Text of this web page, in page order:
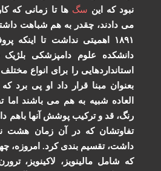
نبود که این سگ ها تا زمانی که
می دادند، چقدر به هم شباهت
۱۸۹۱ اهمیتی نداشت تا اینکه
دانشکده علوم دامپزشکی
استانداردهایی را برای انواع مختلف
بعنوان مبنا قرار داد او پی برد
العاده شبیه به هم می باشند
رنگ، قد و ترکیب پوشش آنها باهم
تفاوتشان که در آن زمان هشت
داشت، تقسیم بندی کرد. امروزه،
که شامل مالینویز، لاکینویز،